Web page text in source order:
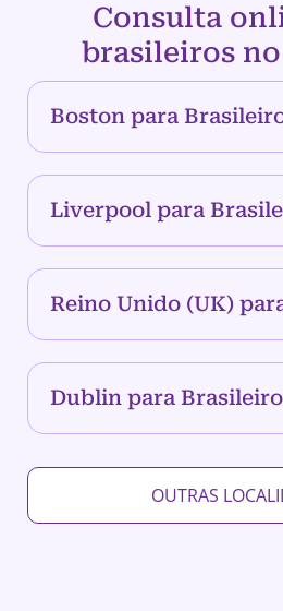
Consulta
brasileiros
Boston para
Liverpool para
Reino Unido (UK)
Dublin para
OUTRAS